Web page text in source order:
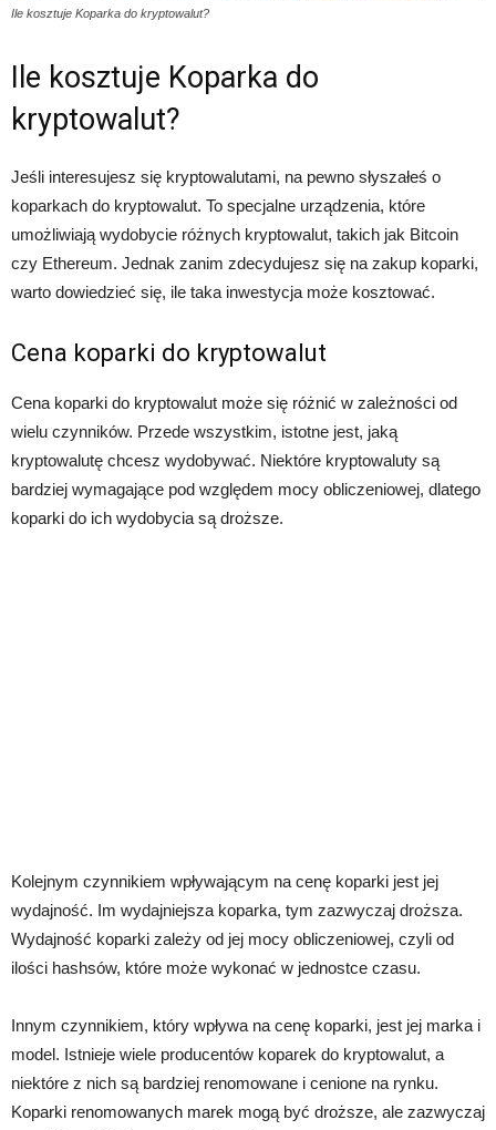
Ile kosztuje Koparka do kryptowalut?
Ile kosztuje Koparka do
kryptowalut?
Jeśli interesujesz się kryptowalutami, na pewno słyszałeś o
koparkach do kryptowalut. To specjalne urządzenia, które
umożliwiają wydobycie różnych kryptowalut, takich jak Bitcoin
czy Ethereum. Jednak zanim zdecydujesz się na zakup koparki,
warto dowiedzieć się, ile taka inwestycja może kosztować.
Cena koparki do kryptowalut
Cena koparki do kryptowalut może się różnić w zależności od
wielu czynników. Przede wszystkim, istotne jest, jaką
kryptowalutę chcesz wydobywać. Niektóre kryptowaluty są
bardziej wymagające pod względem mocy obliczeniowej, dlatego
koparki do ich wydobycia są droższe.
Kolejnym czynnikiem wpływającym na cenę koparki jest jej
wydajność. Im wydajniejsza koparka, tym zazwyczaj droższa.
Wydajność koparki zależy od jej mocy obliczeniowej, czyli od
ilości hashsów, które może wykonać w jednostce czasu.
Innym czynnikiem, który wpływa na cenę koparki, jest jej marka i
model. Istnieje wiele producentów koparek do kryptowalut, a
niektóre z nich są bardziej renomowane i cenione na rynku.
Koparki renomowanych marek mogą być droższe, ale zazwyczaj